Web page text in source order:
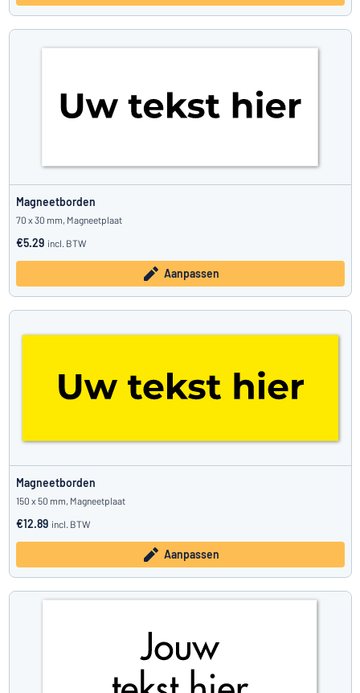
Magneetborden
70 x 30 mm, Magneetplaat
€5.29 incl. BTW
Aanpassen
Magneetborden
150 x 50 mm, Magneetplaat
€12.89 incl. BTW
Aanpassen